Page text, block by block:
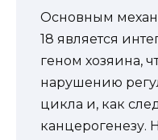
Основным
18 является
геном хозяина,
нарушению
цикла и, как
канцерогенезу.